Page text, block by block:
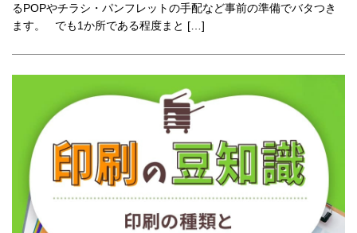
るPOPやチラシ・パンフレットの手配など事前の準備でバタつき
ます。 でも1か所である程度まと […]